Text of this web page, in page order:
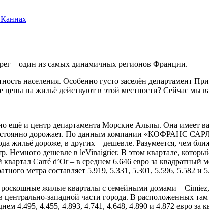
– один из самых динамичных регионов Франции.
населения. Особенно густо заселён департамент
на жильё действуют в этой местности? Сейчас мы
ещё и центр департамента Морские Альпы. Она
дорожает. По данным компании «КОФРАНС
жильё дороже, в других – дешевле. Разумеется, чем
Немного дешевле в leVinaigrier. В этом квартале,
квартал Carré d’Or – в среднем 6.646 евро за
метра составляет 5.919, 5.331, 5.301, 5.596, 5.582 и
жилые кварталы с семейными домами – Cimiez,
западной части города. В расположенных
4.495, 4.455, 4.893, 4.741, 4.648, 4.890 и 4.872 евро за